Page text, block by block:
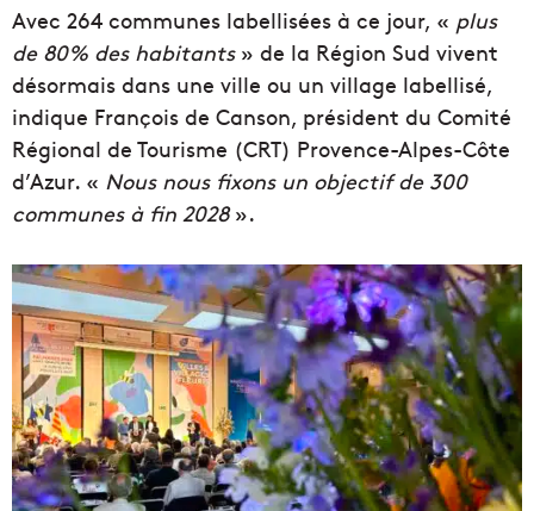
Avec 264 communes labellisées à ce jour, « plus
de 80% des habitants» de la Région Sud vivent
désormais dans une ville ou un village labellisé,
indique François de Canson, président du Comité
Régional de Tourisme (CRT) Provence-Alpes-Côte
d’Azur. « Nous nous fixons un objectif de 300
communes à fin 2028».